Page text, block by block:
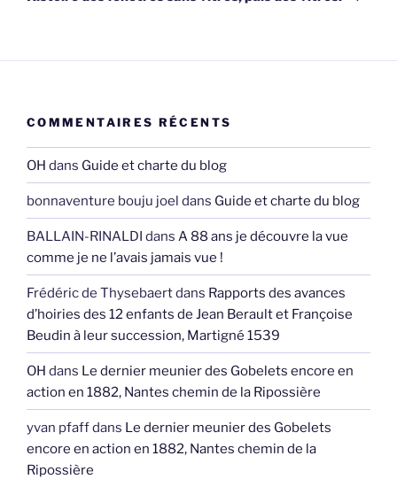
COMMENTAIRES RÉCENTS
OH dans Guide et charte du blog
bonnaventure bouju joel dans Guide et charte du blog
BALLAIN-RINALDI dans A 88 ans je découvre la vue
comme je ne l’avais jamais vue !
Frédéric de Thysebaertdans Rapports des avances
d’hoiries des 12 enfants de Jean Berault et Françoise
Beudin à leur succession, Martigné 1539
OH dans Le dernier meunier des Gobelets encore en
action en 1882, Nantes chemin de la Ripossière
yvan pfaffdans Le dernier meunier des Gobelets
encore en action en 1882, Nantes chemin de la
Ripossière